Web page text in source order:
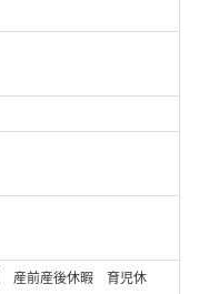
産前産後休暇 育児休